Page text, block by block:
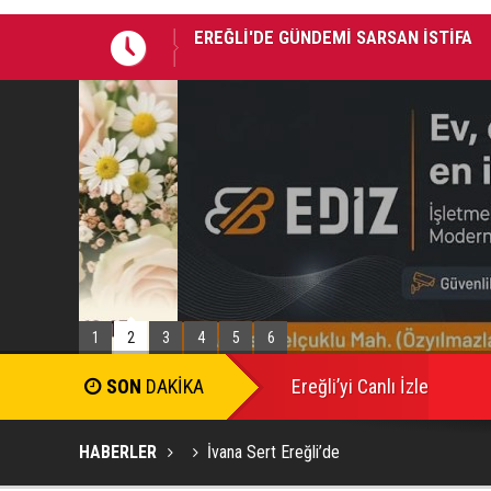
Takla atan otomobildeki Bedirhan öldü,
1 2 3 4 5 6
SON DAKİKA Ereğli’yi Canlı İzle
HABERLER İvana Sert Ereğli’de